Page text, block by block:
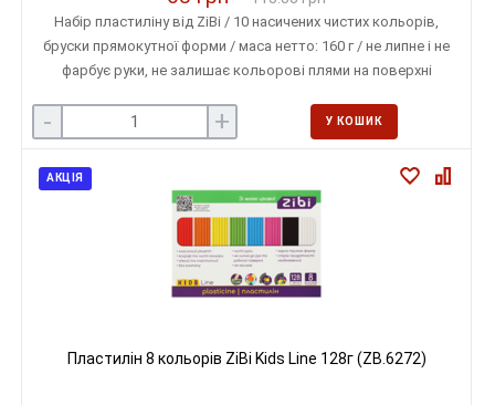
Набір пластиліну від ZiBi / 10 насичених чистих кольорів,
бруски прямокутної форми / маса нетто: 160 г / не липне і не
фарбує руки, не залишає кольорові плями на поверхні
- + У КОШИК
АКЦІЯ
Пластилін 8 кольорів ZiBi Kids Line 128г (ZB.6272)